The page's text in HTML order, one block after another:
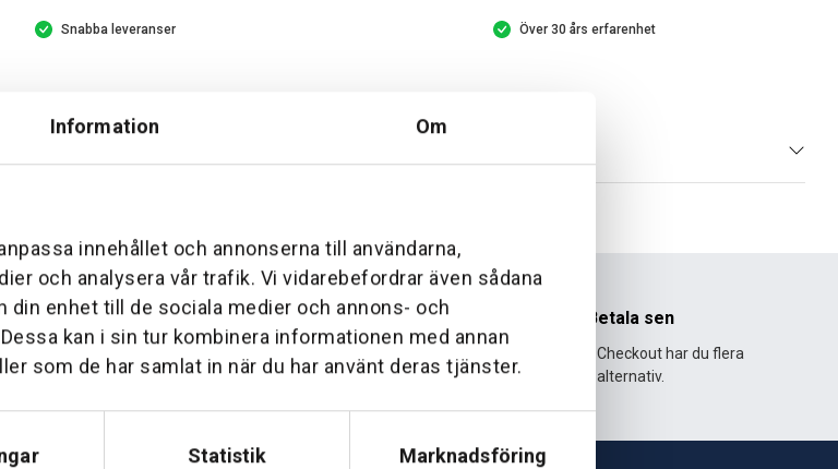
Information Om
innehållet och annonserna till användarna,
och analysera vår trafik. Vi vidarebefordrar även sådana
enhet till de sociala medier och annons- och
kan i sin tur kombinera informationen med annan
som de har samlat in när du har använt deras tjänster.
Statistik Marknadsföring
Snabba leveranser Över 30 års erfarenhet
storlek.
Över 30 års erfarenhet
Företaget startade 1 januari 1995 och har
sedan dess haft en god tillväxt.
Betala sen
Med Klarna Checkout har du flera
alternativ.